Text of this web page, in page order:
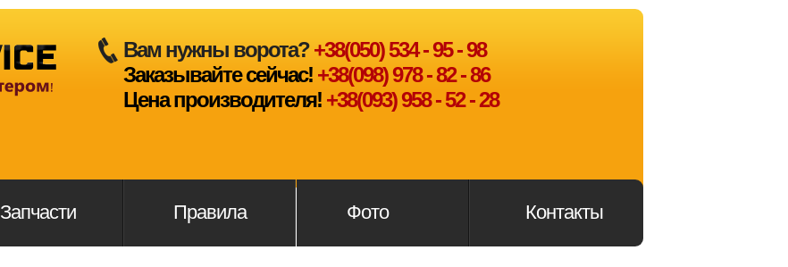
Вам нужны ворота?+38(050) 534 - 95 - 98
Заказывайте сейчас! +38(098) 978 - 82 - 86
Цена производителя! +38(093) 958 - 52 - 28
Запчасти Правила Фото Контакты